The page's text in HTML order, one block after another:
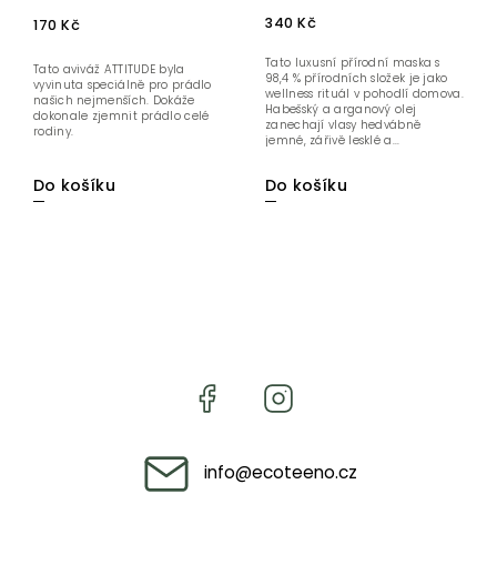
170 Kč
Do košíku
Tato aviváž ATTITUDE byla
vyvinuta speciálně pro prádlo
našich nejmenších. Dokáže
dokonale zjemnit prádlo celé
rodiny.
340 Kč
Do košíku
Tato luxusní přírodní maska s
98,4 % přírodních složek je jako
wellness rituál v pohodlí domova.
Habešský a arganový olej
zanechají vlasy hedvábně
jemné, zářivě lesklé a...
info@ecoteeno.cz